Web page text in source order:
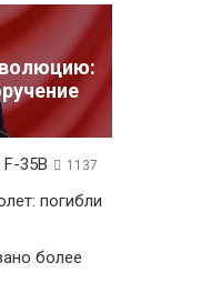
35B 1137
погибли
более